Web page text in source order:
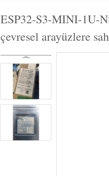
ESP32-S3-MINI-1U-
çevresel arayüzlere